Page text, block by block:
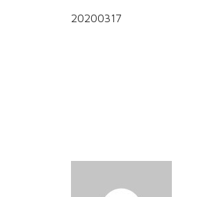
20200317